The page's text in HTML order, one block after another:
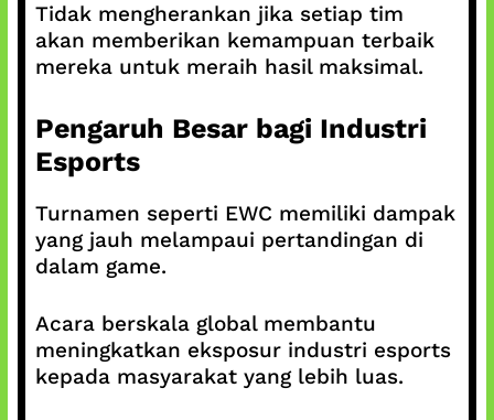
Tidak mengherankan jika setiap tim
akan memberikan kemampuan terbaik
mereka untuk meraih hasil maksimal.
Pengaruh Besar bagi Industri
Esports
Turnamen seperti EWC memiliki dampak
yang jauh melampaui pertandingan di
dalam game.
Acara berskala global membantu
meningkatkan eksposur industri esports
kepada masyarakat yang lebih luas.